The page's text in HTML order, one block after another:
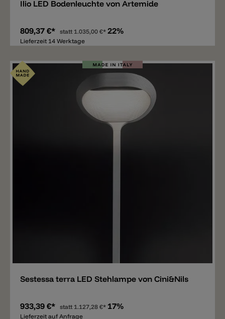
Ilio LED Bodenleuchte von Artemide
809,37 €* statt 1.035,00 €* 22%
Lieferzeit 14 Werktage
Sestessa terra LED Stehlampe von Cini&Nils
933,39 €* statt 1.127,28 €* 17%
Lieferzeit auf Anfrage